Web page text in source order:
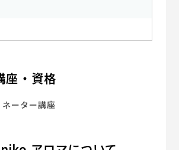
座・資格
ーター講座